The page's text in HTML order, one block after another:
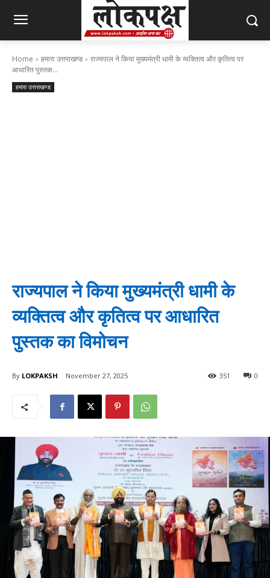
Home हमारा उत्तराखण्ड
राज्यपाल ने किया मुख्यमंत्री धामी के व्यक्तित्व और कृतित्व पर
आधारित पुस्तक...
हमारा उत्तराखण्ड
राज्यपाल ने किया मुख्यमंत्री धामी के
व्यक्तित्व और कृतित्व पर आधारित
पुस्तक का विमोचन
By LOKPAKSH November 27, 2025 0
351